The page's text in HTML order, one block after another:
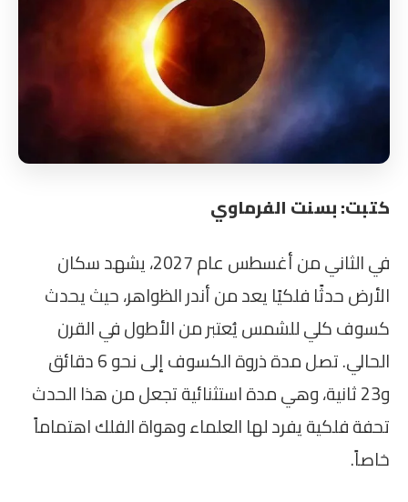
كتبت: بسنت الفرماوي
في الثاني من أغسطس عام 2027، يشهد سكان
الأرض حدثًا فلكيًا يعد من أندر الظواهر، حيث يحدث
كسوف كلي للشمس يُعتبر من الأطول في القرن
الحالي. تصل مدة ذروة الكسوف إلى نحو 6 دقائق
و23 ثانية، وهي مدة استثنائية تجعل من هذا الحدث
تحفة فلكية يفرد لها العلماء وهواة الفلك اهتماماً
خاصاً.